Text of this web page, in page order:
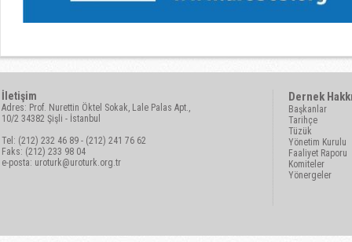
İletişim
Adres: Prof. Nurettin Öktel Sokak, Lale Palas Apt.,
10/2 34382 Şişli - İstanbul
Tel: (212) 232 46 89 - (212) 241 76 62
Faks: (212) 233 98 04
e-posta: uroturk@uroturk.org.tr
Dernek
Başkanlar
Tarihçe
Tüzük
Yönetim Kurulu
Faaliyet Raporu
Komiteler
Yönergeler